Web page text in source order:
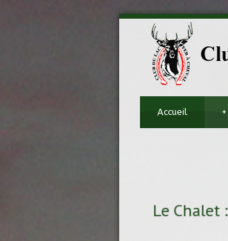
Accueil +
Le Chalet :